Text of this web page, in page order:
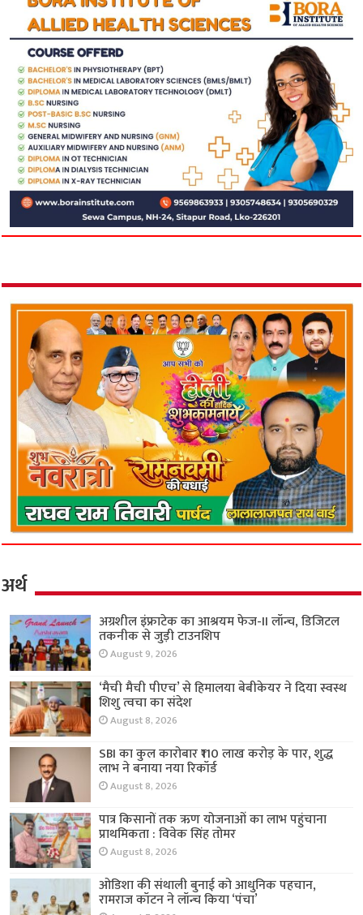
अर्थ
अग्रशील इंफ्राटेक का आश्रयम फेज-II लॉन्च, डिजिटल
तकनीक से जुड़ी टाउनशिप
August 9, 2026
‘मैची मैची पीएच’ से हिमालया बेबीकेयर ने दिया स्वस्थ
शिशु त्वचा का संदेश
August 8, 2026
SBI का कुल कारोबार ₹110 लाख करोड़ के पार, शुद्ध
लाभ ने बनाया नया रिकॉर्ड
August 8, 2026
पात्र किसानों तक ऋण योजनाओं का लाभ पहुंचाना
प्राथमिकता : विवेक सिंह तोमर
August 8, 2026
ओडिशा की संथाली बुनाई को आधुनिक पहचान,
रामराज कॉटन ने लॉन्च किया ‘पंचा’